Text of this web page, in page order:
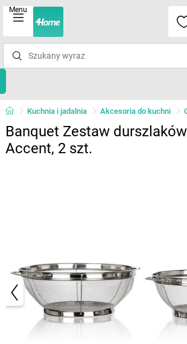
Menu
Kuchnia i jadalnia Akcesoria do kuchni
Banquet Zestaw
Accent, 2 szt.